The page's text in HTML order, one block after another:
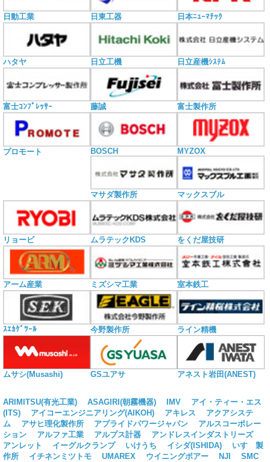
日動工業 日東工器 日本ﾆｭｰﾏﾁｯｸ
ハタヤ 日立工機 日立産機ｼｽﾃﾑ
富士ｺﾝﾌﾟﾚｯｻｰ 藤誠 富士製作所
プロモート BOSCH MYZOX
マサダ製作所 マックスブル
リョービ ムラテックKDS をくだ屋技研
アーム産業 ミズシマ工業 室本鉄工
ｽｴｶｹﾞﾂｰﾙ 今野製作所 ライン精機
ムサシ(Musashi) GSユアサ アネスト岩田(ANEST)
ARIMITSU(有光工業) ASAGIRI(朝霧機器) IMV
アイ・ティー・エス
(ITS)
アイコーエンジニアリング(AIKOH) アキレス
アクアシステ
ム
アサヒ理化製作所 アプライドパワージャパン
アルスコーポレー
ション
アルファ工業 アルプス計器
アンドレスインダストリーズ
アンレット
イーグルクランプ いけうち イシダ(ISHIDA)
いすゞ製
作所
イチネンミツトモ UMAREX ウイニングボアー NJI SMC